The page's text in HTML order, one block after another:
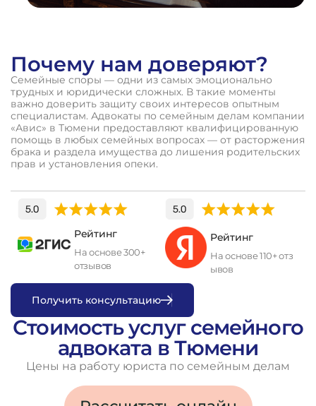
Почему нам доверяют?
Семейные споры — одни из самых эмоционально
трудных и юридически сложных. В такие моменты
важно доверить защиту своих интересов опытным
специалистам. Адвокаты по семейным делам компании
«Авис» в Тюмени предоставляют квалифицированную
помощь в любых семейных вопросах — от расторжения
брака и раздела имущества до лишения родительских
прав и установления опеки.
Рейтинг
На основе 300+
отзывов
Рейтинг
На основе 110+ отз
ывов
Получить консультацию
Стоимость услуг семейного
адвоката в Тюмени
Цены на работу юриста по семейным делам